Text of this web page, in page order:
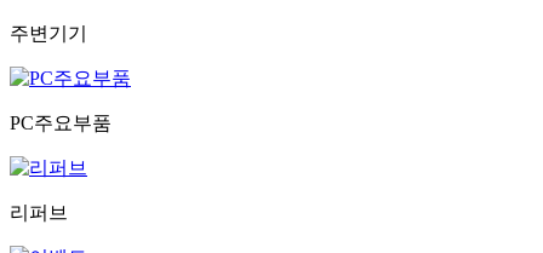
주변기기
PC주요부품
리퍼브